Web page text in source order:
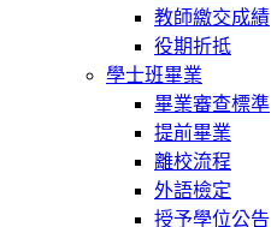
教師繳交成績
役期折抵
學士班畢業
畢業審查標準
提前畢業
離校流程
外語檢定
授予學位公告